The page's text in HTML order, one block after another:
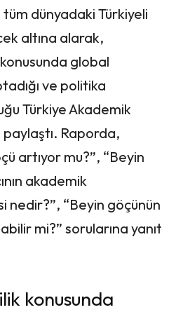
tüm dünyadaki Türkiyeli
altına alarak,
global
ve politika
Türkiye Akademik
paylaştı. Raporda,
artıyor mu?”, “Beyin
akademik
nedir?”, “Beyin göçünün
mi?” sorularına yanıt
konusunda